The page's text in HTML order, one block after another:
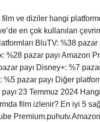
film ve diziler hangi
en çok kullanılan
BluTV: %38 pazar
%28 pazar payı Amazon
payı Disney+: %7
%5 pazar payı Diğer
payı 23 Temmuz 2024 Hangi
film izlenir? En iyi 5